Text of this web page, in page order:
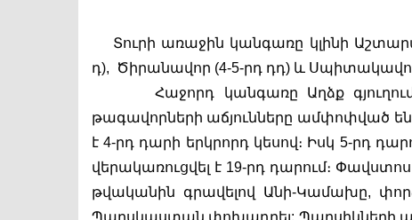
Տուրի առաջին կանգառը կլինի
դ),  Ծիրանավոր (4-5-րդ դդ) և
Հաջորդ կանգառը Աղձք գյուղում
թագավորների աճյունները ամփոփված
է 4-րդ դարի երկրորդ կեսով։ Իսկ 5-րդ
վերակառուցվել է 19-րդ դարում։
թվականին գրավելով Անի-Կամախը,
Պարսկաստան փոխադրել: Պարսիկների